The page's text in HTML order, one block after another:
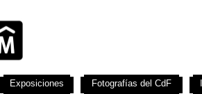
Exposiciones Fotografías del CdF